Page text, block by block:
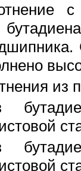
из